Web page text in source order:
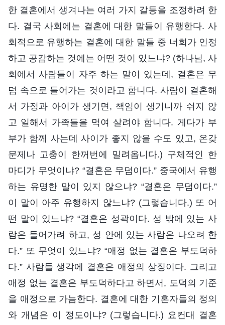
한 결혼에서 생겨나는 여러 가지 갈등을 조정하려 한
다. 결국 사회에는 결혼에 대한 말들이 유행한다. 사
회적으로 유행하는 결혼에 대한 말들 중 너희가 인정
하고 공감하는 것에는 어떤 것이 있느냐? (하나님, 사
회에서 사람들이 자주 하는 말이 있는데, 결혼은 무
덤 속으로 들어가는 것이라고 합니다. 사람이 결혼해
서 가정과 아이가 생기면, 책임이 생기니까 쉬지 않
고 일해서 가족들을 먹여 살려야 합니다. 게다가 부
부가 함께 사는데 사이가 좋지 않을 수도 있고, 온갖
문제나 고충이 한꺼번에 밀려옵니다.) 구체적인 한
마디가 무엇이냐? “결혼은 무덤이다.” 중국에서 유행
하는 유명한 말이 있지 않으냐? “결혼은 무덤이다.”
이 말이 아주 유행하지 않느냐? (그렇습니다.) 또 어
떤 말이 있느냐? “결혼은 성곽이다. 성 밖에 있는 사
람은 들어가려 하고, 성 안에 있는 사람은 나오려 한
다.” 또 무엇이 있느냐? “애정 없는 결혼은 부도덕하
다.” 사람들 생각에 결혼은 애정의 상징이다. 그리고
애정 없는 결혼은 부도덕하다고 하면서, 도덕의 기준
을 애정으로 가늠한다. 결혼에 대한 기혼자들의 정의
와 개념은 이 정도이냐? (그렇습니다.) 요컨대 결혼